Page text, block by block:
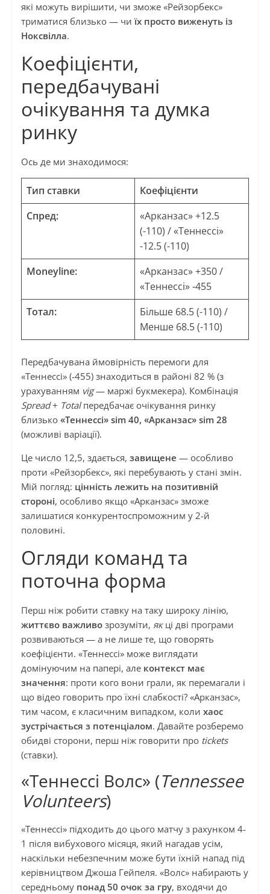
які можуть вирішити, чи зможе «Рейзорбекс»
триматися близько — чи їх просто виженуть із
Ноксвілла.
Коефіцієнти,
передбачувані
очікування та думка
ринку
Ось де ми знаходимося:
Тип ставки
Коефіцієнти
Спред:
«Арканзас» +12.5
(-110) / «Теннессі»
-12.5 (-110)
Moneyline:
«Арканзас» +350 /
«Теннессі» -455
Тотал:
Більше 68.5 (-110) /
Менше 68.5 (-110)
Передбачувана ймовірність перемоги для
«Теннессі» (-455) знаходиться в районі 82 % (з
урахуванням vig— маржі букмекера). Комбінація
Spread+ Totalпередбачає очікування ринку
близько «Теннессі» sim 40, «Арканзас» sim 28
(можливі варіації).
Це число 12,5, здається, завищене — особливо
проти «Рейзорбекс», які перебувають у стані змін.
Мій погляд: цінність лежить на позитивній
стороні, особливо якщо «Арканзас» зможе
залишатися конкурентоспроможним у 2-й
половині.
Огляди команд та
поточна форма
Перш ніж робити ставку на таку широку лінію,
життєво важливозрозуміти, якці дві програми
розвиваються — а не лише те, що говорять
коефіцієнти. «Теннессі» може виглядати
домінуючим на папері, але контекст має
значення: проти кого вони грали, як перемагали і
що відео говорить про їхні слабкості? «Арканзас»,
тим часом, є класичним випадком, коли хаос
зустрічається з потенціалом. Давайте розберемо
обидві сторони, перш ніж говорити про tickets
(ставки).
«Теннессі Волс» (Tennessee
Volunteers)
«Теннессі» підходить до цього матчу з рахунком 4-
1 після вибухового місяця, який нагадав усім,
наскільки небезпечним може бути їхній напад під
керівництвом Джоша Гейпеля. «Волс» набирають у
середньому понад 50 очок за гру, входячи до